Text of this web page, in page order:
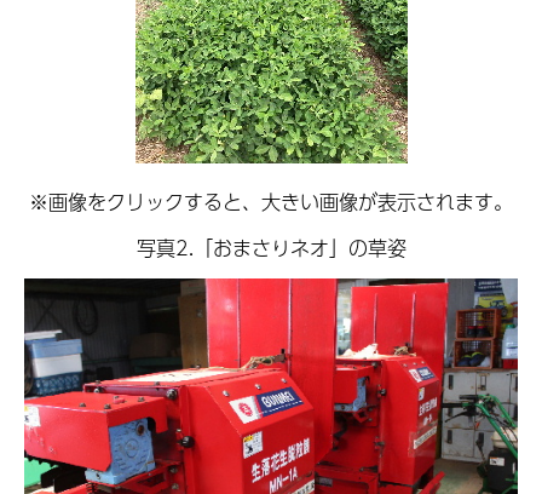
※画像をクリックすると、大きい画像が表示されます。
写真2.「おまさりネオ」の草姿